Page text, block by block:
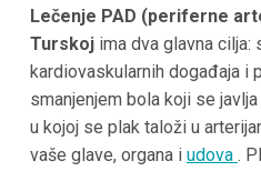
Lečenje PAD (periferne
Turskojima dva glavna cilja:
kardiovaskularnih događaja i
smanjenjem bola koji se
u kojoj se plak taloži u
vaše glave, organa i udova .